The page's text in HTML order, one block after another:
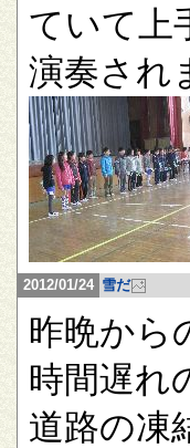
ていて上
演奏され
2012/01/24 雪だ
昨晩から
時間遅れ
道路の凍